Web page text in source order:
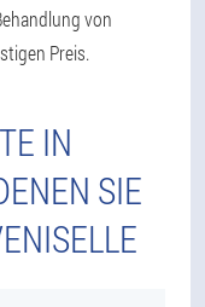
von
Preis.
IN
SIE